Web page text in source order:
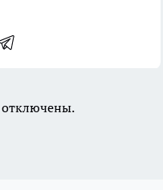
отключены.